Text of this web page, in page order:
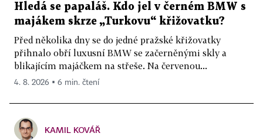
Hledá se papaláš. Kdo jel v černém BMW s
majákem skrze „Turkovu“ křižovatku?
Před několika dny se do jedné pražské křižovatky
přihnalo obří luxusní BMW se začerněnými skly a
blikajícím majáčkem na střeše. Na červenou...
4. 8. 2026 ▪ 6 min. čtení
KAMIL KOVÁŘ